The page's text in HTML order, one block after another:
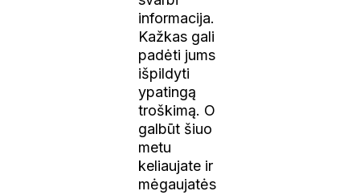
informacija.
Kažkas gali
padėti jums
išpildyti
ypatingą
troškimą. O
galbūt šiuo
metu
keliaujate ir
mėgaujatės